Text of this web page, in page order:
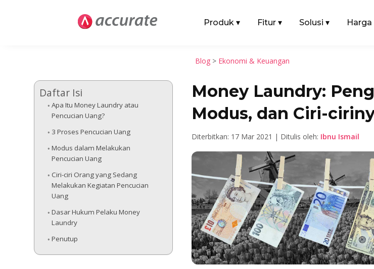
Produk ▾ Fitur ▾ Solusi ▾ Harga
Blog > Ekonomi & Keuangan
Daftar Isi
Apa Itu Money Laundry atau
Pencucian Uang?
3 Proses Pencucian Uang
Modus dalam Melakukan
Pencucian Uang
Ciri-ciri Orang yang Sedang
Melakukan Kegiatan Pencucian
Uang
Dasar Hukum Pelaku Money
Laundry
Penutup
Money Laundry:
Modus, dan Ciri-
Diterbitkan: 17 Mar 2021 | Ditulis oleh: Ibnu Ismail